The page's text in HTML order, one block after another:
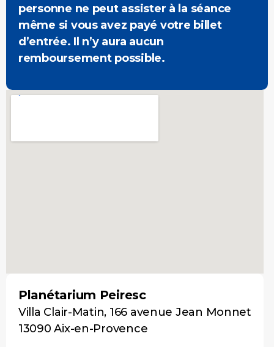
personne ne peut assister à la séance
même si vous avez payé votre billet
d’entrée. Il n’y aura aucun
remboursement possible.
Planétarium Peiresc
Villa Clair-Matin, 166 avenue Jean Monnet
13090 Aix-en-Provence